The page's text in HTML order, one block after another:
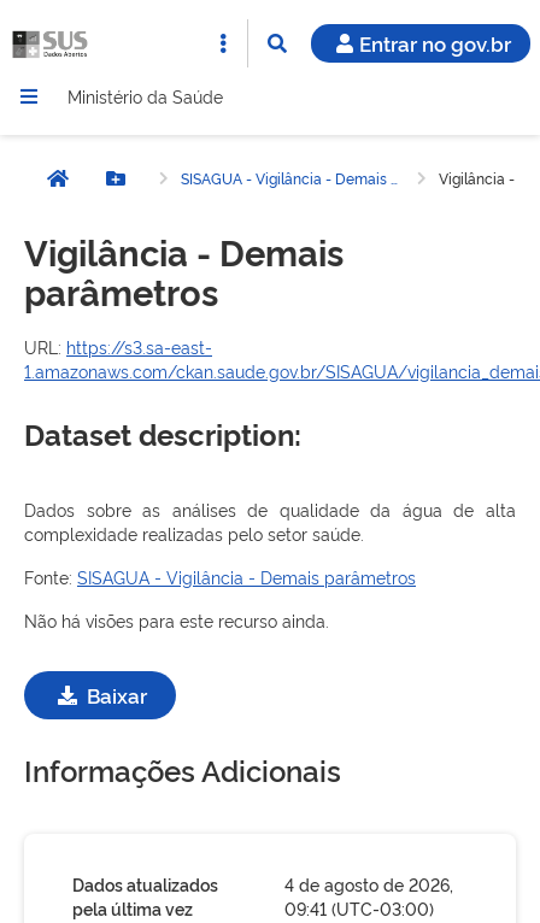
Entrar no gov.br
Ministério da Saúde
Página inicial
Botão Menu Vigilância -
Vigilância - Demais
parâmetros
URL: https://s3.sa-east-
1.amazonaws.com/ckan.saude.gov.br/SISAGUA/
Dataset description:
Dados sobre as análises de qualidade da água de alta
complexidade realizadas pelo setor saúde.
Fonte: SISAGUA - Vigilância - Demais parâmetros
Não há visões para este recurso ainda.
Baixar
Informações Adicionais
Dados atualizados
pela última vez
4 de agosto de 2026,
09:41 (UTC-03:00)